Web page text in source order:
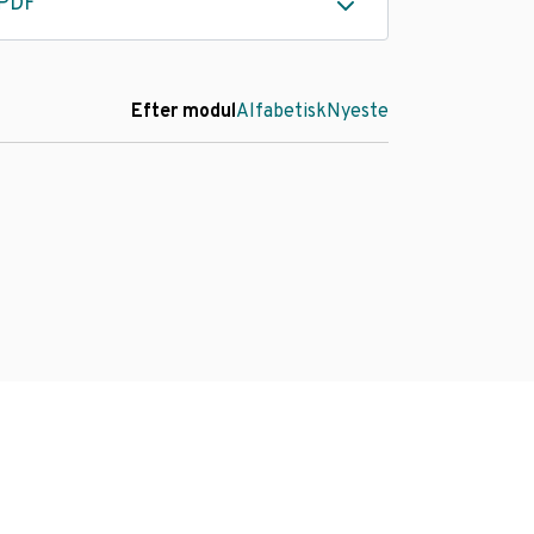
Efter modulAlfabetiskNyeste